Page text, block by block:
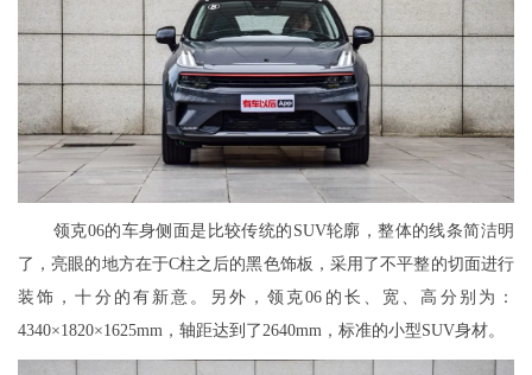
领克06的车身侧面是比较传统的SUV轮廓，整体的线条简洁明
了，亮眼的地方在于C柱之后的黑色饰板，采用了不平整的切面进行
装饰，十分的有新意。另外，领克06的长、宽、高分别为：
4340×1820×1625mm，轴距达到了2640mm，标准的小型SUV身材。